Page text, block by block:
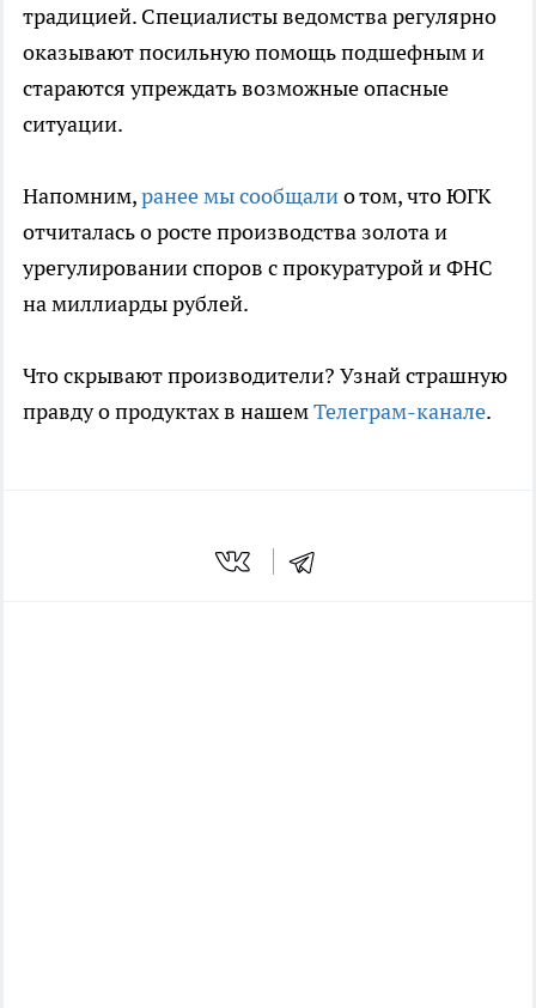
традицией. Специалисты ведомства регулярно
оказывают посильную помощь подшефным и
стараются упреждать возможные опасные
ситуации.
Напомним,ранее мы сообщалио том, что ЮГК
отчиталась о росте производства золота и
урегулировании споров с прокуратурой и ФНС
на миллиарды рублей.
Что скрывают производители? Узнай страшную
правду о продуктах в нашемТелеграм-канале.